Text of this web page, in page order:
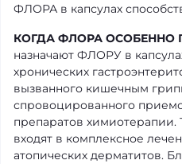
ФЛОРА в капсулах
КОГДА ФЛОРА ОСОБЕННО
назначают ФЛОРУ в
хронических
вызванного кишечным
спровоцированного
препаратов химиотерапии.
входят в комплексное
атопических дерматитов.